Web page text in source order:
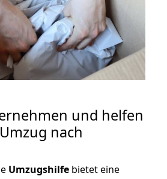
und helfen
nach
Umzugshilfe bietet eine